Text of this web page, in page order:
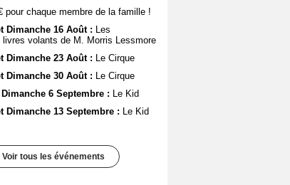
pour chaque membre de la famille !
Dimanche 16 Août : Les
livres volants de M. Morris Lessmore
Dimanche 23 Août : Le Cirque
Dimanche 30 Août : Le Cirque
6 Septembre : Le Kid
Dimanche 13 Septembre : Le Kid
Voir tous les événements